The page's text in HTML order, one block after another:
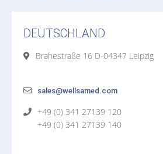
DEUTSCHLAND
Brahestraße 16 D-04347 Leipzig
sales@wellsamed.com
+49 (0) 341 27139 120
+49 (0) 341 27139 140